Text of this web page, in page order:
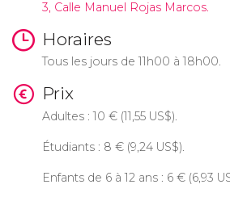
3, Calle Manuel Rojas Marcos.
Horaires
Tous les jours de 11h00 à 18h00.
Prix
Adultes : 10 €(11,55 US$).
Étudiants : 8 €(9,24 US$).
Enfants de 6 à 12 ans : 6 €(6,93